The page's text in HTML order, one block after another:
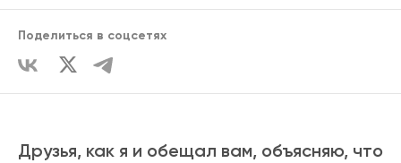
Поделиться в соцсетях
Друзья, как я и обещал вам, объясняю, что